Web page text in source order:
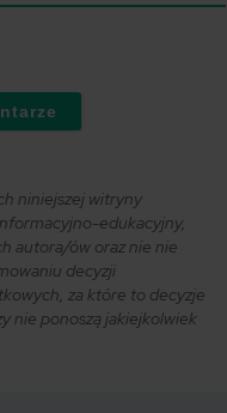
niniejszej witryny
edukacyjny,
autora/ów oraz nie nie
decyzji
za które to decyzje
nie ponoszą jakiejkolwiek